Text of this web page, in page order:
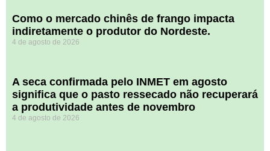
​Como o mercado chinês de frango impacta
indiretamente o produtor do Nordeste.
4 de agosto de 2026
A seca confirmada pelo INMET em agosto
significa que o pasto ressecado não recuperará
a produtividade antes de novembro
4 de agosto de 2026